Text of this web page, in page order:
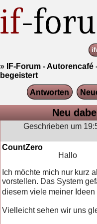
» IF-Forum -Autorencafé
begeistert
Antworten
Neu
Geschrieben um
CountZero
Hallo
Ich möchte mich nur kurz
vorstellen. Das System
diesem viele meiner
Vielleicht sehen wir uns